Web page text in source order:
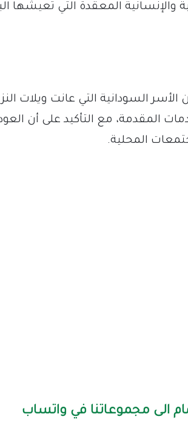
المعقدة التي تعيشها
السودانية التي عانت ويلات
المقدمة، مع التأكيد على أن
المحلية.
الى مجموعاتنا في واتساب